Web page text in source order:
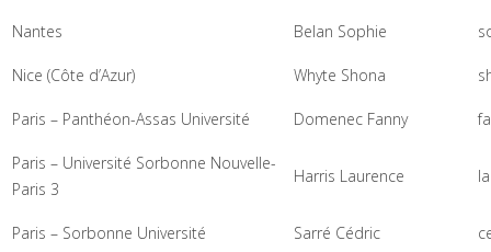
Nantes Belan Sophie
Nice (Côte d’Azur) Whyte Shona
Paris – Panthéon-Assas Université Domenec Fanny
Paris – Université Sorbonne Nouvelle-
Paris 3
Harris Laurence
Paris – Sorbonne Université Sarré Cédric